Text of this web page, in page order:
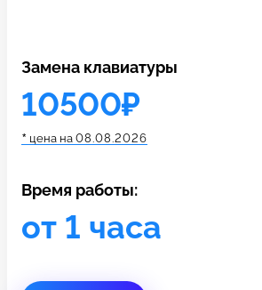
Связаться с нами
Замена клавиатуры
10500₽
* цена на 08.08.2026
Время работы:
от 1 часа